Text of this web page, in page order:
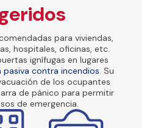
para viviendas,
hospitales, oficinas, etc.
ignífugas en lugares
contra incendios. Su
de los ocupantes
de pánico para permitir
de emergencia.